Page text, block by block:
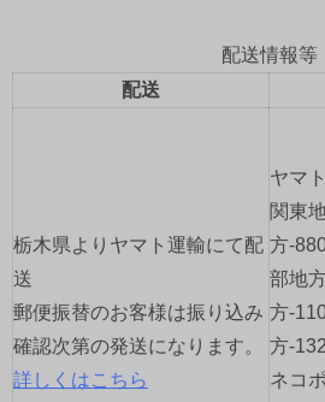
当にありがたいことです。...続
おもひで、
配送情報等
配送
栃木県よりヤマト運輸にて配
送
郵便振替のお客様は振り込み
確認次第の発送になります。
詳しくはこちら
ヤマ
関東
方-
部地
方-
方-
ネコ